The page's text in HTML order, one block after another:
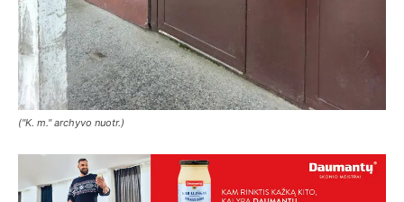
("K. m." archyvo nuotr.)